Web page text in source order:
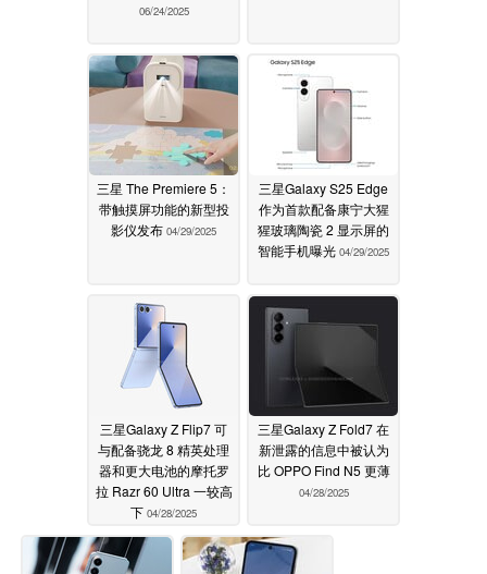
06/24/2025
三星 The Premiere 5：
带触摸屏功能的新型投
影仪发布 04/29/2025
三星Galaxy S25 Edge
作为首款配备康宁大猩
猩玻璃陶瓷 2 显示屏的
智能手机曝光 04/29/2025
三星Galaxy Z Flip7 可
与配备骁龙 8 精英处理
器和更大电池的摩托罗
拉 Razr 60 Ultra 一较高
下 04/28/2025
三星Galaxy Z Fold7 在
新泄露的信息中被认为
比 OPPO Find N5 更薄
04/28/2025